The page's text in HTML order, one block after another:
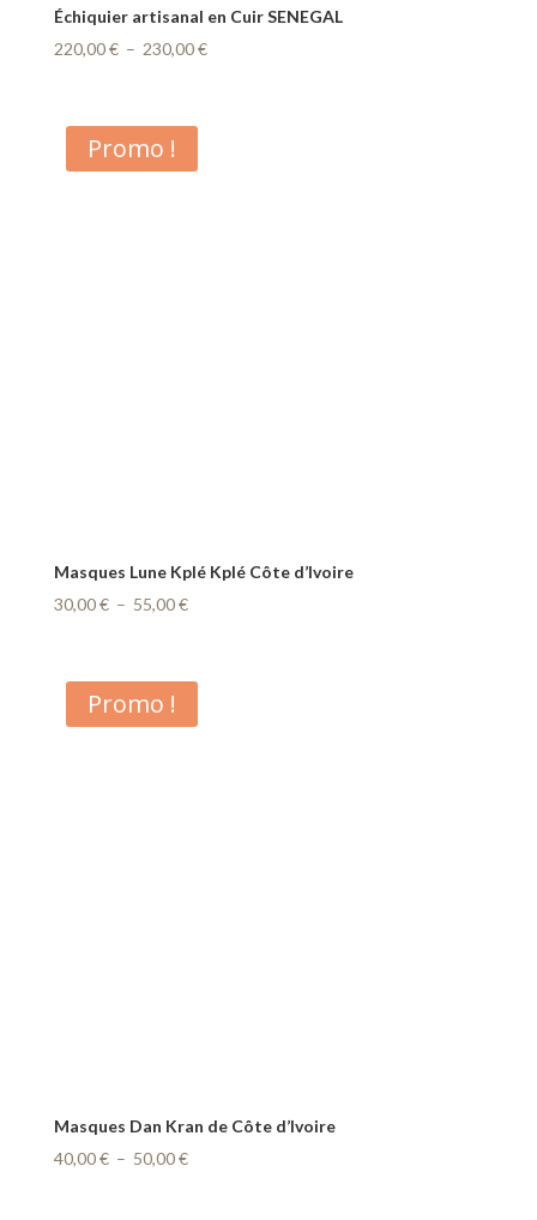
Échiquier artisanal en Cuir SENEGAL
220,00€ – 230,00€Plage
Promo !
Masques Lune Kplé Kplé Côte d’Ivoire
30,00€ – 55,00€Plage
à
Promo !
Masques Dan Kran de Côte d’Ivoire
40,00€ – 50,00€Plage